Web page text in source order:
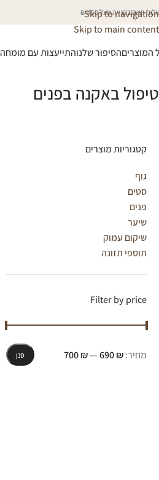
Skip to navigation
Skip to main content
חינם בקנייה מעל 450 ₪
המוצריםהסיפור שלנוהתייעצות עם מומחה
טיפול באקנה בפנים
קטגוריות מוצרים
גוף
סטים
פנים
שיער
שיקום עמוק
תוספי תזונה
Filter by price
סנן מחיר:₪ 690
—
₪ 700